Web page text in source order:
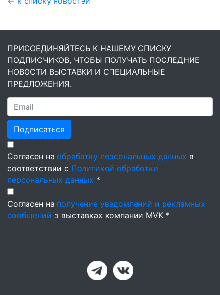
ПРИСОЕДИНЯЙТЕСЬ К НАШЕМУ СПИСКУ
ПОДПИСЧИКОВ, ЧТОБЫ ПОЛУЧАТЬ ПОСЛЕДНИЕ
НОВОСТИ ВЫСТАВКИ И СПЕЦИАЛЬНЫЕ
ПРЕДЛОЖЕНИЯ.
Подписаться
Согласен на обработку персональных данных в
соответствии с Политикой обработки
персональных данных *
Согласен на получение уведомлений и рекламных
сообщений о выставках компании MVK *